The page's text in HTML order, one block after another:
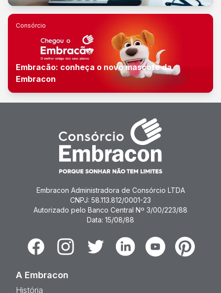
Consórcio
Embracão: conheça o novo mascote da
Embracon
Embracon Administradora de Consórcio LTDA
CNPJ: 58.113.812/0001-23
Autorizado pelo Banco Central Nº 3/00/223/88
Data: 15/08/88
FacebookInstagramTwitter LinkedinYoutubePinterest
A Embracon
História